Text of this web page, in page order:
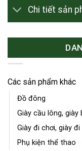
Chi tiết sản
Các sản phẩm khác
Đồ đông
Giày cầu lông, giày
Giày đi chơi, giày
Phụ kiện thể thao